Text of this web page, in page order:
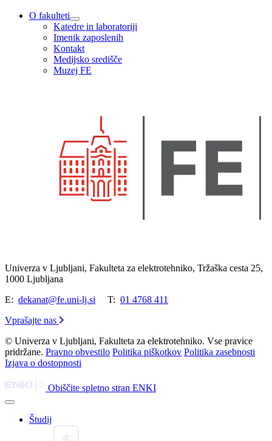
O fakulteti
Katedre in laboratoriji
Imenik zaposlenih
Kontakt
Medijsko središče
Muzej FE
Univerza v Ljubljani, Fakulteta za elektrotehniko, Tržaška cesta 25,
1000 Ljubljana
E: dekanat@fe.uni-lj.si T: 01 4768 411
Vprašajte nas
© Univerza v Ljubljani, Fakulteta za elektrotehniko. Vse pravice
pridržane. Pravno obvestilo Politika piškotkov Politika zasebnosti
Izjava o dostopnosti
Obiščite spletno stran ENKI
Študij